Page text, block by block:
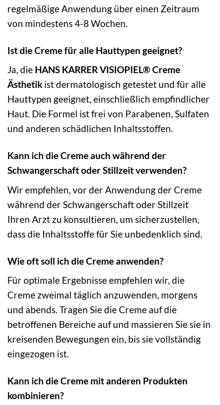
regelmäßige Anwendung über einen Zeitraum
von mindestens 4-8 Wochen.
Ist die Creme für alle Hauttypen geeignet?
Ja, die HANS KARRER VISIOPIEL® Creme
Ästhetik ist dermatologisch getestet und für alle
Hauttypen geeignet, einschließlich empfindlicher
Haut. Die Formel ist frei von Parabenen, Sulfaten
und anderen schädlichen Inhaltsstoffen.
Kann ich die Creme auch während der
Schwangerschaft oder Stillzeit verwenden?
Wir empfehlen, vor der Anwendung der Creme
während der Schwangerschaft oder Stillzeit
Ihren Arzt zu konsultieren, um sicherzustellen,
dass die Inhaltsstoffe für Sie unbedenklich sind.
Wie oft soll ich die Creme anwenden?
Für optimale Ergebnisse empfehlen wir, die
Creme zweimal täglich anzuwenden, morgens
und abends. Tragen Sie die Creme auf die
betroffenen Bereiche auf und massieren Sie sie in
kreisenden Bewegungen ein, bis sie vollständig
eingezogen ist.
Kann ich die Creme mit anderen Produkten
kombinieren?